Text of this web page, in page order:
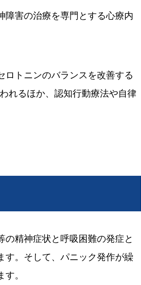
障害の治療を専門とする心療内
ロトニンのバランスを改善する
れるほか、認知行動療法や自律
精神症状と呼吸困難の発症と
す。そして、パニック発作が繰
。